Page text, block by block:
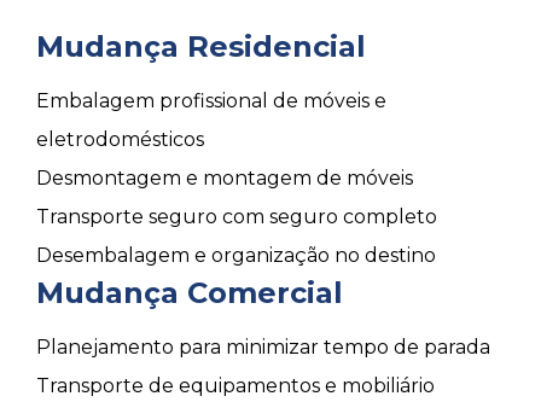
Mudança Residencial
Embalagem profissional de móveis e
eletrodomésticos
Desmontagem e montagem de móveis
Transporte seguro com seguro completo
Desembalagem e organização no destino
Mudança Comercial
Planejamento para minimizar tempo de parada
Transporte de equipamentos e mobiliário